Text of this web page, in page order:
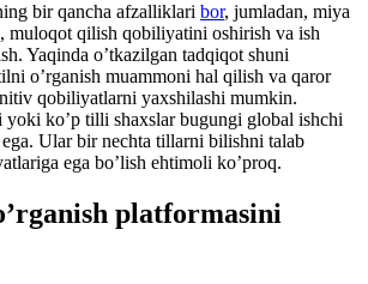
bir qancha afzalliklari bor, jumladan, miya
muloqot qilish qobiliyatini oshirish va ish
Yaqinda o’tkazilgan tadqiqot shuni
o’rganish muammoni hal qilish va qaror
qobiliyatlarni yaxshilashi mumkin.
ko’p tilli shaxslar bugungi global ishchi
Ular bir nechta tillarni bilishni talab
ega bo’lish ehtimoli ko’proq.
platformasini